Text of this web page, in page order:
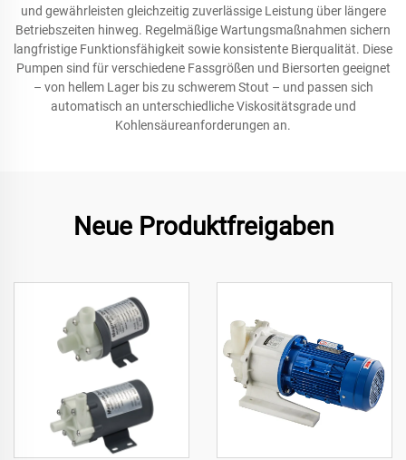
und gewährleisten gleichzeitig zuverlässige Leistung über längere
Betriebszeiten hinweg. Regelmäßige Wartungsmaßnahmen sichern
langfristige Funktionsfähigkeit sowie konsistente Bierqualität. Diese
Pumpen sind für verschiedene Fassgrößen und Biersorten geeignet
– von hellem Lager bis zu schwerem Stout – und passen sich
automatisch an unterschiedliche Viskositätsgrade und
Kohlensäureanforderungen an.
Neue Produktfreigaben